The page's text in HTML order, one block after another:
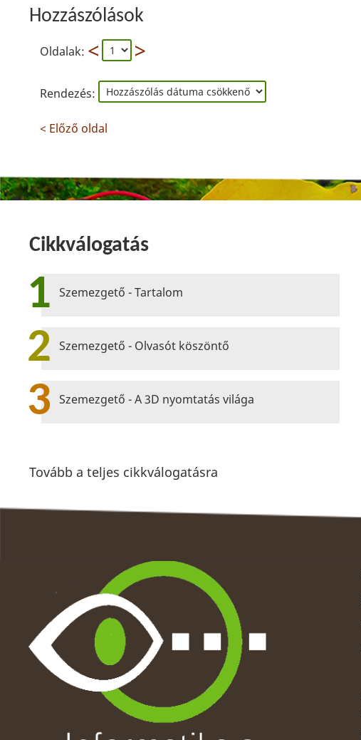
Hozzászólások
Oldalak:
Rendezés:
< Előző oldal
Cikkválogatás
1 Szemezgető - Tartalom
2 Szemezgető - Olvasót köszöntő
3 Szemezgető - A 3D nyomtatás világa
Tovább a teljes cikkválogatásra